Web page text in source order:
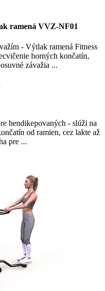
ramená VVZ-NF01
- Výtlak ramená Fitness
horných končatín,
závažia ...
hendikepovaných - slúži na
od ramien, cez lakte až
pre ...